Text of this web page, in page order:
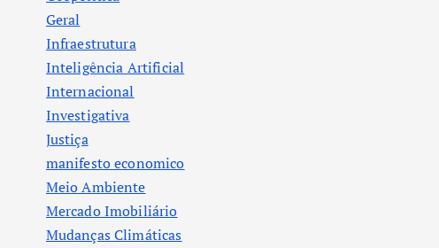
Geral
Infraestrutura
Inteligência Artificial
Internacional
Investigativa
Justiça
manifesto economico
Meio Ambiente
Mercado Imobiliário
Mudanças Climáticas